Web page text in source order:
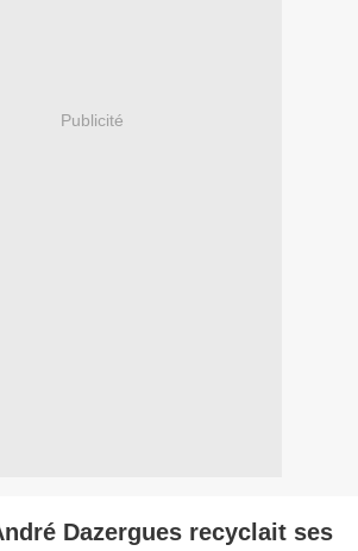
Publicité
Dazergues recyclait ses